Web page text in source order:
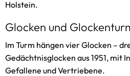
Holstein.
Glocken und
Im Turm hängen vier Glocken –
Gedächtnisglocken aus 1951, mit
Gefallene und Vertriebene.